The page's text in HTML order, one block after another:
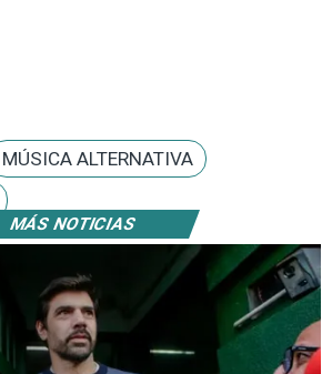
MÁS NOTICIAS
MÚSICA ALTERNATIVA